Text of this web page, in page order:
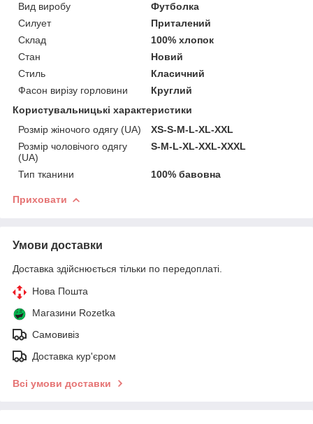
Вид виробу
Футболка
Силует
Приталений
Склад
100% хлопок
Стан
Новий
Стиль
Класичний
Фасон вирізу горловини
Круглий
Користувальницькі характеристики
Розмір жіночого одягу (UA)
XS-S-M-L-XL-XXL
Розмір чоловічого одягу
(UA)
S-M-L-XL-XXL-ХХХL
Тип тканини 100% бавовна
Приховати
Умови доставки
Доставка здійснюється тільки по передоплаті.
Нова Пошта
Магазини Rozetka
Самовивіз
Доставка кур'єром
Всі умови доставки